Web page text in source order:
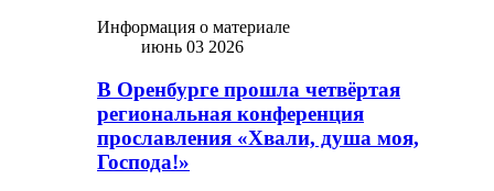
Информация о материале
июнь 03 2026
В Оренбурге прошла четвёртая
региональная конференция
прославления «Хвали, душа моя,
Господа!»